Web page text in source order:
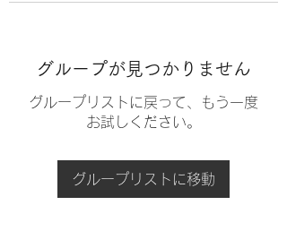
グループが見つかりません
グループリストに戻って、もう一度
お試しください。
グループリストに移動